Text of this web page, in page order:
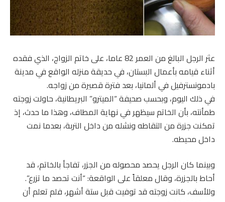
عثر الرجل البالغ من العمر 82 عاما، على خاتم الزواج، الذي فقده
أثناء قيامه بأعمال البستان، في حديقة منزله الواقع في مدينة
بادمونسترفيل في ألمانيا، بعد فترة قصيرة من زواجه.
في ذلك اليوم، وبحسب صحيفة “الميترو” البريطانية، حاولت زوجته
طمأنته، بأن الخاتم سيظهر في نهاية المطاف، وهذا ما حدث، إذ
تمكنت جزرة من التقاطه ونشله من داخل التربة، بعدما نمت
داخل محيطه.
وبينما كان الرجل يحصد محصوله من الجزر، تفاجأ بالخاتم، قد
أحاط بالجزرة، وقال معلقاً على الواقعة: “أنت تحصد ما تزرع”.
وللأسف، كانت زوجته قد توفيت قبل ستة أشهر، فلم تعلم أن